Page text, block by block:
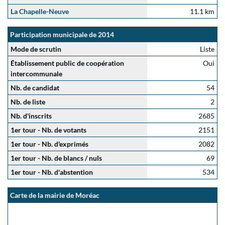
La Chapelle-Neuve
11.1 km
Participation municipale de 2014
Mode de scrutin
Liste
Établissement public de coopération
intercommunale
Oui
Nb. de candidat
54
Nb. de liste
2
Nb. d'inscrits
2685
1er tour - Nb. de votants
2151
1er tour - Nb. d'exprimés
2082
1er tour - Nb. de blancs / nuls
69
1er tour - Nb. d'abstention
534
Carte de la mairie de Moréac